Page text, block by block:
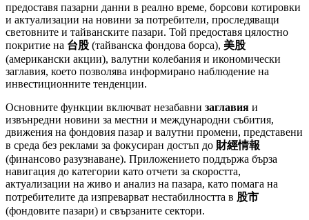
предоставя пазарни данни в реално време, борсови котировки
и актуализации на новини за потребители, проследяващи
световните и тайванските пазари. Той предоставя цялостно
покритие на 台股 (тайванска фондова борса), 美股
(американски акции), валутни колебания и икономически
заглавия, което позволява информирано наблюдение на
инвестиционните тенденции.
Основните функции включват незабавни заглавия и
извънредни новини за местни и международни събития,
движения на фондовия пазар и валутни промени, представени
в среда без реклами за фокусиран достъп до 財經情報
(финансово разузнаване). Приложението поддържа бърза
навигация до категории като отчети за скоростта,
актуализации на живо и анализ на пазара, като помага на
потребителите да изпреварват нестабилността в 股市
(фондовите пазари) и свързаните сектори.